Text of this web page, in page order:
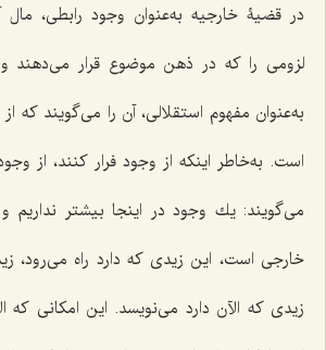
در قضیۀ خارجیه به‌عنوان وجود رابطی،
لزومى را كه در ذهن موضوع قرار مى‌دهند
به‌عنوان مفهوم استقلالى، آن را مى‌گویند كه
است. به‌خاطر اینكه از وجود فرار كنند، از
مى‌گویند: یك وجود در اینجا بیشتر
خارجى است، این زیدى كه دارد راه مى‌رود،
زیدى كه الآن دارد مى‌نویسد. این امكانى كه